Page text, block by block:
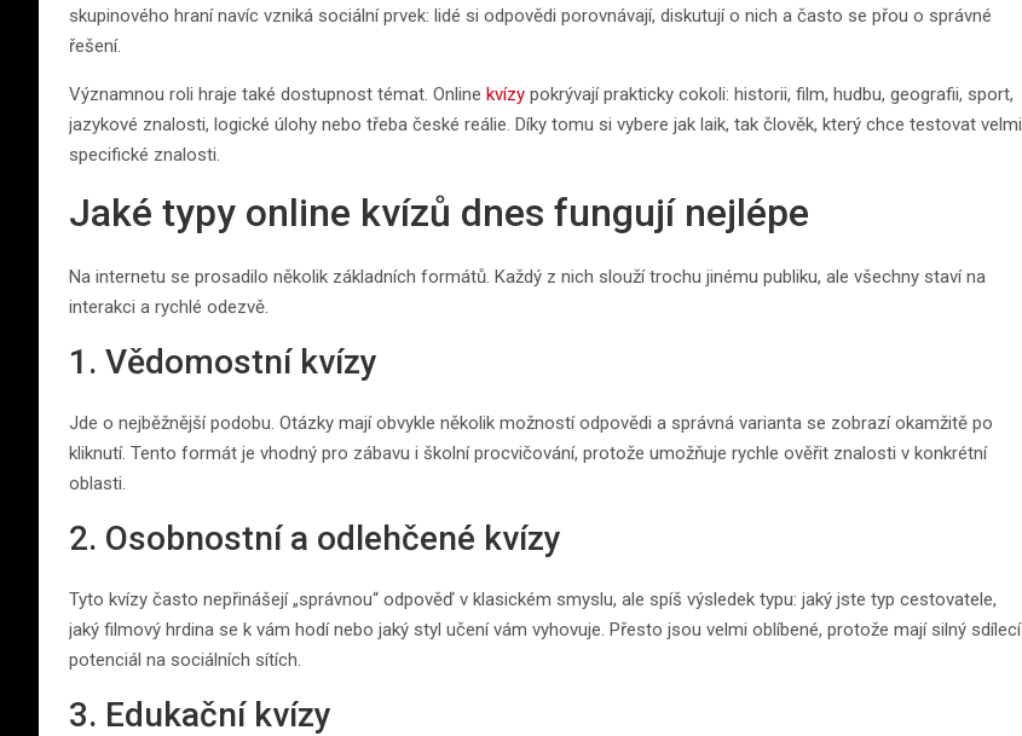
skupinového hraní navíc vzniká sociální prvek: lidé si odpovědi porovnávají, diskutují o nich a často se přou o správné
řešení.
Významnou roli hraje také dostupnost témat. Online kvízy pokrývají prakticky cokoli: historii, film, hudbu, geografii, sport,
jazykové znalosti, logické úlohy nebo třeba české reálie. Díky tomu si vybere jak laik, tak člověk, který chce testovat velmi
specifické znalosti.
Jaké typy online kvízů dnes fungují nejlépe
Na internetu se prosadilo několik základních formátů. Každý z nich slouží trochu jinému publiku, ale všechny staví na
interakci a rychlé odezvě.
1. Vědomostní kvízy
Jde o nejběžnější podobu. Otázky mají obvykle několik možností odpovědi a správná varianta se zobrazí okamžitě po
kliknutí. Tento formát je vhodný pro zábavu i školní procvičování, protože umožňuje rychle ověřit znalosti v konkrétní
oblasti.
2. Osobnostní a odlehčené kvízy
Tyto kvízy často nepřinášejí „správnou“ odpověď v klasickém smyslu, ale spíš výsledek typu: jaký jste typ cestovatele,
jaký filmový hrdina se k vám hodí nebo jaký styl učení vám vyhovuje. Přesto jsou velmi oblíbené, protože mají silný sdílecí
potenciál na sociálních sítích.
3. Edukační kvízy